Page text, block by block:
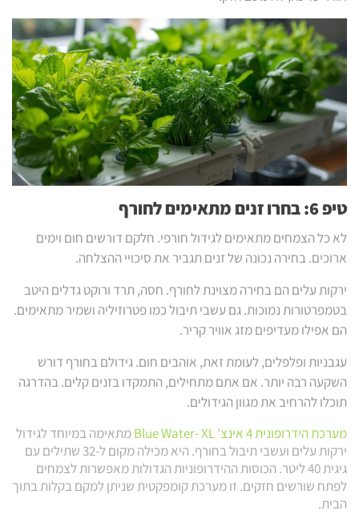
טיפ 6: בחרו זנים מתאימים לחורף
לא כל הצמחים מתאימים לגידול חורפי. חלקם דורשים חום וימים
ארוכים. בחירה נכונה של זנים תגביר את סיכויי ההצלחה.
ירקות עלים הם בחירה מצוינת לחורף. חסה, תרד ורוקט גדלים היטב
בטמפרטורות נמוכות. גם עשבי תיבול כמו פטרוזיליה ושמיר מתאימים.
הם אפילו מעדיפים מזג אוויר קריר.
עגבניות ופלפלים, לעומת זאת, אוהבים חום. גידולם בחורף דורש
השקעה רבה יותר. אם אתם מתחילים, התמקדו בזנים קלים. בהדרגה
תוכלו להרחיב את מגוון הגידולים.
מערכת הידרופונית 4 אינצ' Blue Water- XL
מתאימה במיוחד לגידול
ירקות עלים ועשבי תיבול בחורף. היא מכילה מקום ל-32 שתילים עם
גיגית 40 ליטר. הכוסות ההידרופוניות הגדולות מאפשרות לצמחים
לפתח שורשים חזקים. זו מערכת קומפקטית שניתן למקם בקלות בתוך
הבית.